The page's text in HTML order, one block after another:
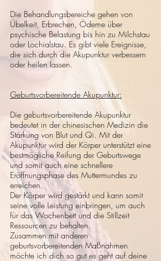
Die Behandlungsbereiche gehen von
Übelkeit, Erbrechen, Ödeme über
psychische Belastung bis hin zu Milchstau
oder Lochialstau. Es gibt viele Ereignisse,
die sich durch die Akupunktur verbessern
oder heilen lassen.
Geburtsvorbereitende Akupunktur:
Die geburtsvorbereitende Akupunktur
bedeutet in der chinesischen Medizin die
Stärkung von Blut und Qi. Mit der
Akupunktur wird der Körper unterstützt eine
bestmögliche Reifung der Geburtswege
und somit auch eine schnellere
Eröffnungsphase des Muttermundes zu
erreichen.
Der Körper wird gestärkt und kann somit
seine volle Leistung einbringen, um auch
für das Wochenbett und die Stillzeit
Ressourcen zu behalten.
Zusammen mit anderen
geburtsvorbereitenden Maßnahmen
möchte ich dich so gut es geht auf deine